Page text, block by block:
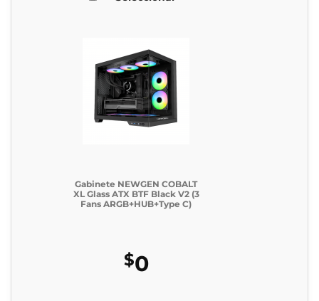
Gabinete NEWGEN COBALT
XL Glass ATX BTF Black V2 (3
Fans ARGB+HUB+Type C)
$0